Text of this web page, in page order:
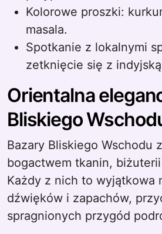
Kolorowe proszki:
masala.
Spotkanie z lokalnymi
zetknięcie się z indyjską
Orientalna
Bliskiego
Bazary Bliskiego Wschodu
bogactwem tkanin,
Każdy z nich to wyjątkowa
dźwięków i zapachów,
spragnionych przygód